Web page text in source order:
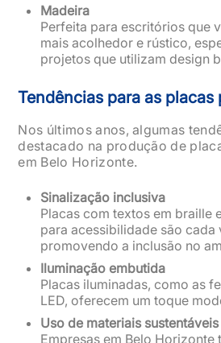
Madeira
Perfeita para escritórios que
mais acolhedor e rústico,
projetos que utilizam design
Tendências para as
Nos últimos anos, algumas
destacado na produção de
em Belo Horizonte.
Sinalização inclusiva
Placas com textos em braille
para acessibilidade são cada
promovendo a inclusão no
Iluminação embutida
Placas iluminadas, como as
LED, oferecem um toque
Uso de materiais sustentáveis
Empresas em Belo Horizonte